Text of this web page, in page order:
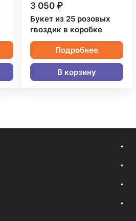
3 050 ₽
Букет из 25 розовых
гвоздик в коробке
Подробнее
В корзину